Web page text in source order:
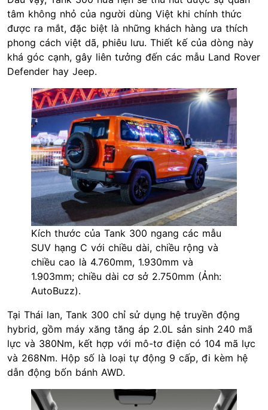
tâm không nhỏ của người dùng Việt khi chính thức
được ra mắt, đặc biệt là những khách hàng ưa thích
phong cách việt dã, phiêu lưu. Thiết kế của dòng này
khá góc cạnh, gây liên tưởng đến các mẫu Land Rover
Defender hay Jeep.
Kích thước của Tank 300 ngang các mẫu
SUV hạng C với chiều dài, chiều rộng và
chiều cao là 4.760mm, 1.930mm và
1.903mm; chiều dài cơ sở 2.750mm (Ảnh:
AutoBuzz).
Tại Thái lan, Tank 300 chỉ sử dụng hệ truyền động
hybrid, gồm máy xăng tăng áp 2.0L sản sinh 240 mã
lực và 380Nm, kết hợp với mô-tơ điện có 104 mã lực
và 268Nm. Hộp số là loại tự động 9 cấp, đi kèm hệ
dẫn động bốn bánh AWD.